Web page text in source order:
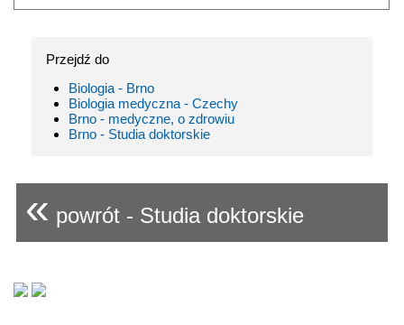
Przejdź do
Biologia - Brno
Biologia medyczna - Czechy
Brno - medyczne, o zdrowiu
Brno - Studia doktorskie
« powrót - Studia doktorskie